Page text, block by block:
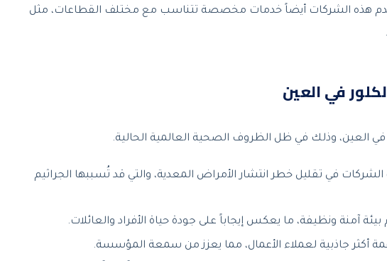
تقدم هذه الشركات أيضاً خدمات مخصصة تتناسب مع مختلف القطاعات، مثل
في العين
في العين، وذلك في ظل الظروف الصحية العالمية الحالية.
في تقليل خطر انتشار الأمراض المعدية، والتي قد تُسببها الجراثيم
بيئة آمنة ونظيفة، ما يعكس إيجاباً على جودة حياة الأفراد والعائلات.
أكثر جاذبية لعملاء الأعمال، مما يعزز من سمعة المؤسسة.